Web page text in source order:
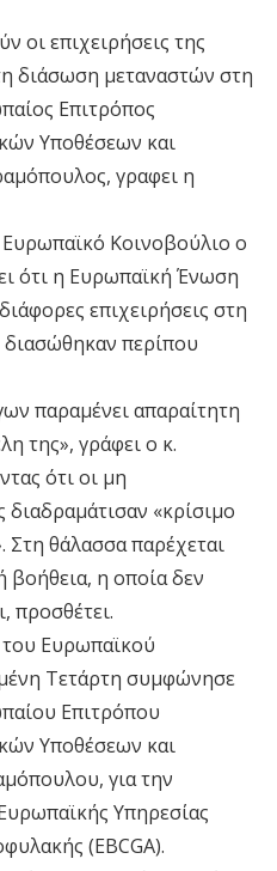
οι επιχειρήσεις της
διάσωση μεταναστών στη
Επιτρόπος
Υποθέσεων και
γραφει η
Κοινοβούλιο ο
ότι η Ευρωπαϊκή Ένωση
επιχειρήσεις στη
διασώθηκαν περίπου
παραμένει απαραίτητη
της», γράφει ο κ.
ότι οι μη
«κρίσιμο
θάλασσα παρέχεται
βοήθεια, η οποία δεν
προσθέτει.
του Ευρωπαϊκού
Τετάρτη συμφώνησε
Επιτρόπου
Υποθέσεων και
για την
Υπηρεσίας
(EBCGA).